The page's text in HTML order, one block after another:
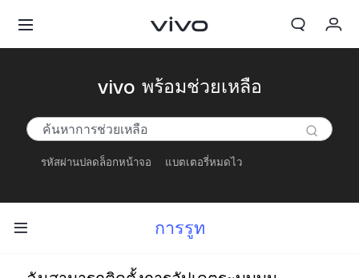
ลงชื่อเข้าใช้/ลงทะเบียน
vivo พร้อมช่วยเหลือ
รหัสผ่านปลดล็อกหน้าจอ แบตเตอรี่หมดไว
การรูท